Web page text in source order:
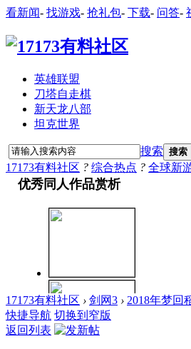
看新闻- 找游戏- 抢礼包- 下载- 问答-
英雄联盟
刀塔自走棋
新天龙八部
坦克世界
搜索 搜索
17173有料社区 ? 综合热点 ? 全球新
17173有料社区 › 剑网3 › 2018年梦回
快捷导航 切换到窄版
返回列表